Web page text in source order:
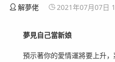
解夢佬 2021年07月07日
夢見自己當新娘
預示著你的愛情運將要上升